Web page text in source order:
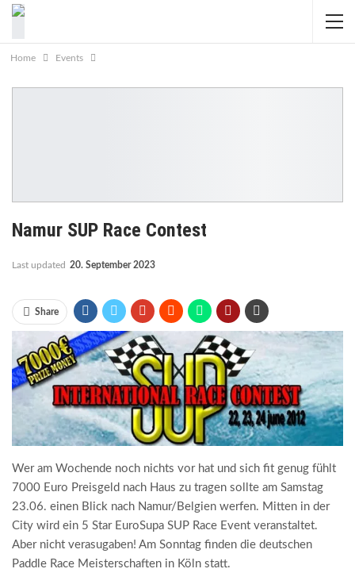
Home Events
Namur SUP Race Contest
Last updated 20. September 2023
Share
Wer am Wochende noch nichts vor hat und sich fit genug fühlt
7000 Euro Preisgeld nach Haus zu tragen sollte am Samstag
23.06. einen Blick nach Namur/Belgien werfen. Mitten in der
City wird ein 5 Star EuroSupa SUP Race Event veranstaltet.
Aber nicht verasugaben! Am Sonntag finden die deutschen
Paddle Race Meisterschaften in Köln statt.